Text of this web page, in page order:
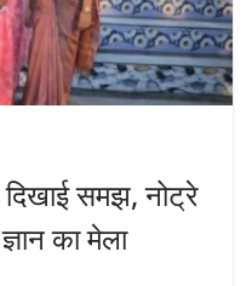
समझ, नोट्रे
का मेला